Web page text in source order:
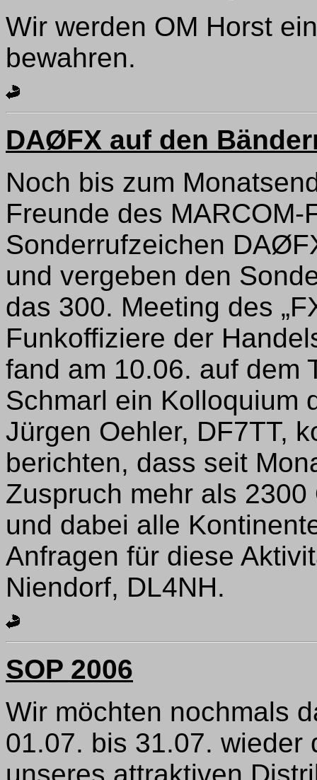
Wir werden OM Horst
bewahren.
DAØFX auf den
Noch bis zum
Freunde des
Sonderrufzeichen
und vergeben den
das 300. Meeting des
Funkoffiziere der
fand am 10.06. auf dem
Schmarl ein Kolloquium
Jürgen Oehler, DF7TT,
berichten, dass seit
Zuspruch mehr als
und dabei alle
Anfragen für diese
Niendorf, DL4NH.
SOP 2006
Wir möchten nochmals
01.07. bis 31.07. wieder